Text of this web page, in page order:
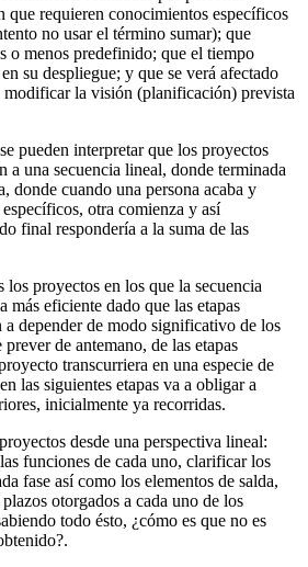
que requieren conocimientos específicos
no usar el término sumar); que
o menos predefinido; que el tiempo
su despliegue; y que se verá afectado
modificar la visión (planificación) prevista
pueden interpretar que los proyectos
a una secuencia lineal, donde terminada
donde cuando una persona acaba y
otra comienza y así
final respondería a la suma de las
los proyectos en los que la secuencia
más eficiente dado que las etapas
a depender de modo significativo de los
de antemano, de las etapas
transcurriera en una especie de
las siguientes etapas va a obligar a
inicialmente ya recorridas.
desde una perspectiva lineal:
funciones de cada uno, clarificar los
fase así como los elementos de salda,
otorgados a cada uno de los
todo ésto, ¿cómo es que no es